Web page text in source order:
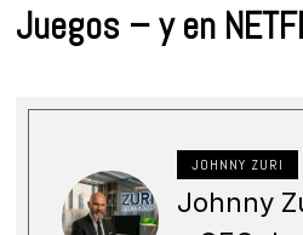
Juegos – y en
JOHNNY ZURI
Johnny